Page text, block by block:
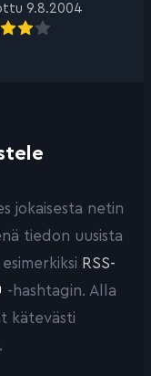
9.8.2004
jokaisesta netin
tiedon uusista
RSS-
-hashtagin. Alla
kätevästi